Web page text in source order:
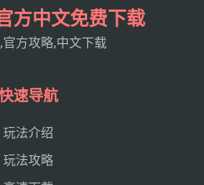
方中文免费下载
方攻略,中文下载
速导航
玩法介绍
玩法攻略